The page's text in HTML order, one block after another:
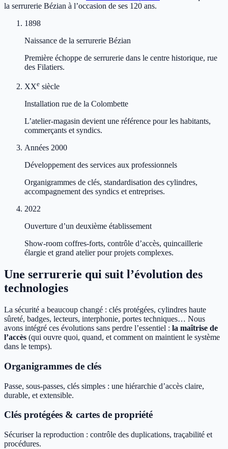
la serrurerie Bézian à l’occasion de ses 120 ans.
1898
Naissance de la serrurerie Bézian
Première échoppe de serrurerie dans le centre historique, rue
des Filatiers.
XXe siècle
Installation rue de la Colombette
L’atelier-magasin devient une référence pour les habitants,
commerçants et syndics.
Années 2000
Développement des services aux professionnels
Organigrammes de clés, standardisation des cylindres,
accompagnement des syndics et entreprises.
2022
Ouverture d’un deuxième établissement
Show-room coffres-forts, contrôle d’accès, quincaillerie
élargie et grand atelier pour projets complexes.
Une serrurerie qui suit l’évolution des
technologies
La sécurité a beaucoup changé : clés protégées, cylindres haute
sûreté, badges, lecteurs, interphonie, portes techniques… Nous
avons intégré ces évolutions sans perdre l’essentiel : la maîtrise de
l’accès (qui ouvre quoi, quand, et comment on maintient le système
dans le temps).
Organigrammes de clés
Passe, sous-passes, clés simples : une hiérarchie d’accès claire,
durable, et extensible.
Clés protégées & cartes de propriété
Sécuriser la reproduction : contrôle des duplications, traçabilité et
procédures.